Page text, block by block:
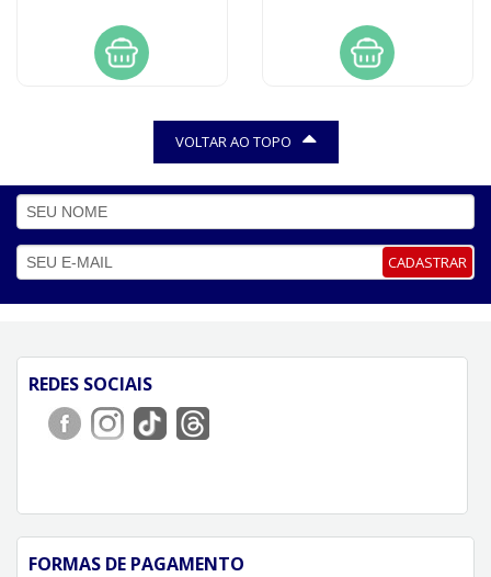
VOLTAR AO TOPO
CADASTRAR
REDES SOCIAIS
FORMAS DE PAGAMENTO